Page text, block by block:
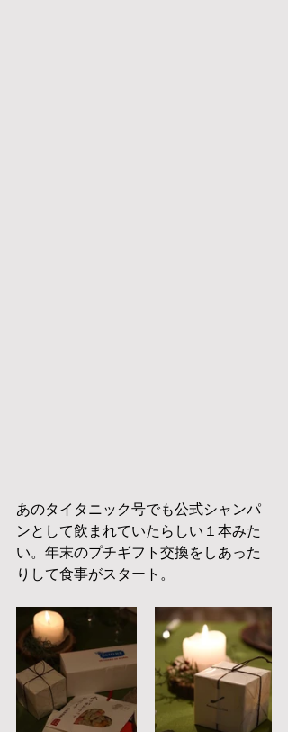
あのタイタニック号でも公式シャンパ
ンとして飲まれていたらしい１本みた
い。年末のプチギフト交換をしあった
りして食事がスタート。